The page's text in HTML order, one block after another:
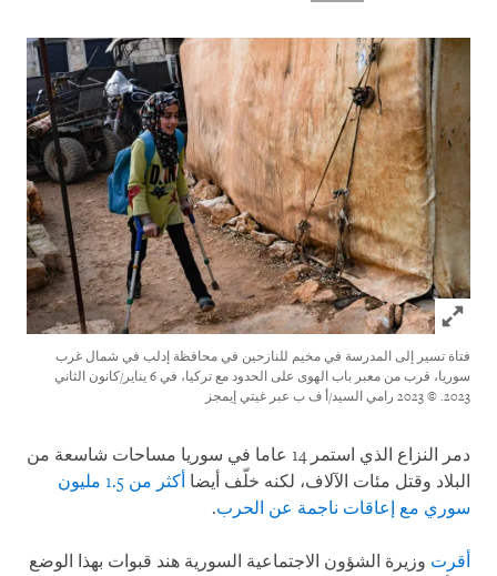
Click to expand Image
فتاة تسير إلى المدرسة في مخيم للنازحين في محافظة إدلب في شمال غرب
سوريا، قرب من معبر باب الهوى على الحدود مع تركيا، في 6 يناير/كانون الثاني
2023. © 2023 رامي السيد/أ ف ب عبر غيتي إيمجز
دمر النزاع الذي استمر 14 عاما في سوريا مساحات شاسعة من
البلاد وقتل مئات الآلاف، لكنه خلّف أيضا
أكثر من 1.5 مليون
سوري مع إعاقات ناجمة عن الحرب.
أقرت وزيرة الشؤون الاجتماعية السورية هند قبوات بهذا الوضع